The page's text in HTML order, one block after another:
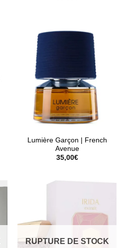
Lumière Garçon | French
Avenue
35,00€
RUPTURE DE STOCK